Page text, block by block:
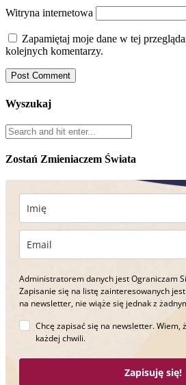
Witryna internetowa
Zapamiętaj moje dane w tej
kolejnych komentarzy.
Wyszukaj
Zostań Zmieniaczem Świata
Administratorem danych jest Ograniczam
Zapisanie się na listę zainteresowanych
na newsletter, nie wiąże się jednak z
Chcę zapisać się na newsletter. Wiem,
każdej chwili.
Zapisuję się!